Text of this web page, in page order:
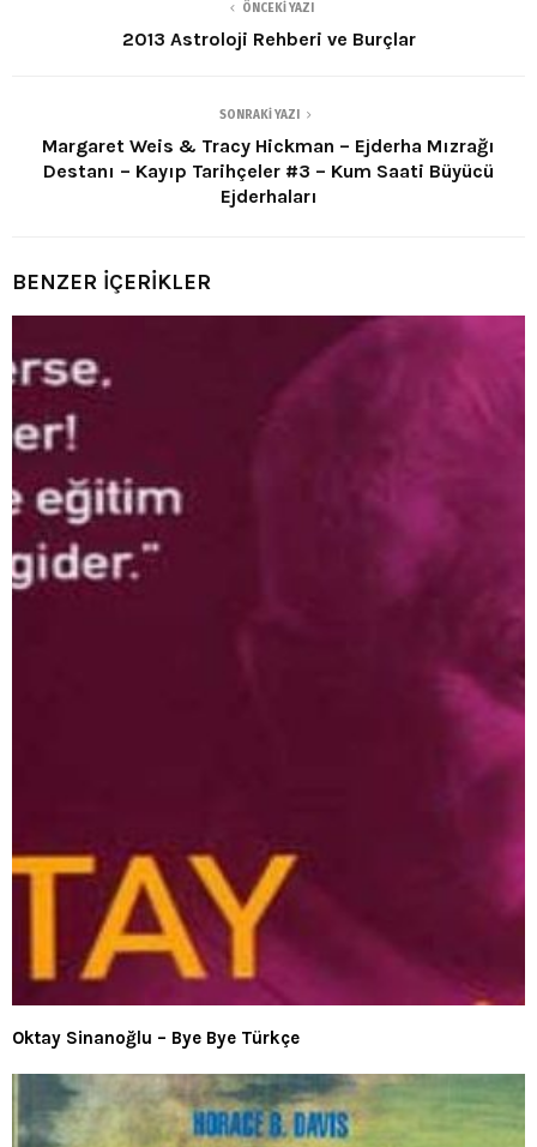
ÖNCEKI YAZI
2013 Astroloji Rehberi ve Burçlar
SONRAKI YAZI
Margaret Weis & Tracy Hickman – Ejderha Mızrağı
Destanı – Kayıp Tarihçeler #3 – Kum Saati Büyücü
Ejderhaları
BENZER İÇERİKLER
Oktay Sinanoğlu – Bye Bye Türkçe